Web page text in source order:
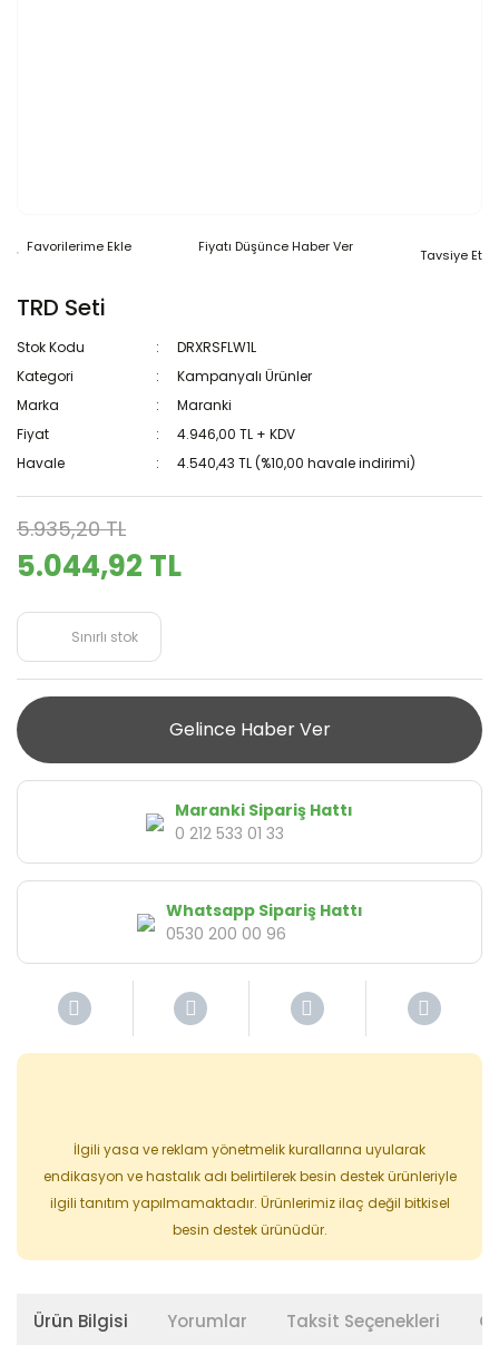
Fiyatı Düşünce Haber Ver Tavsiye Et
TRD Seti
Stok Kodu
DRXRSFLW1L
Kategori
Kampanyalı Ürünler
Marka
Maranki
Fiyat
4.946,00 TL + KDV
Havale
4.540,43 TL (%10,00 havale indirimi)
5.935,20 TL
5.044,92 TL
Sınırlı stok
Gelince Haber Ver
Maranki Sipariş Hattı
0 212 533 01 33
Whatsapp Sipariş Hattı
0530 200 00 96
İlgili yasa ve reklam yönetmelik kurallarına uyularak
endikasyon ve hastalık adı belirtilerek besin destek ürünleriyle
ilgili tanıtım yapılmamaktadır. Ürünlerimiz ilaç değil bitkisel
besin destek ürünüdür.
Ürün Bilgisi Yorumlar Taksit Seçenekleri